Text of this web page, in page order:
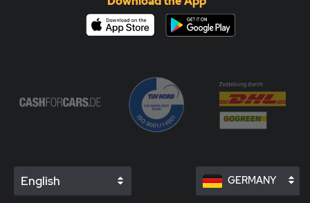
English GERMANY